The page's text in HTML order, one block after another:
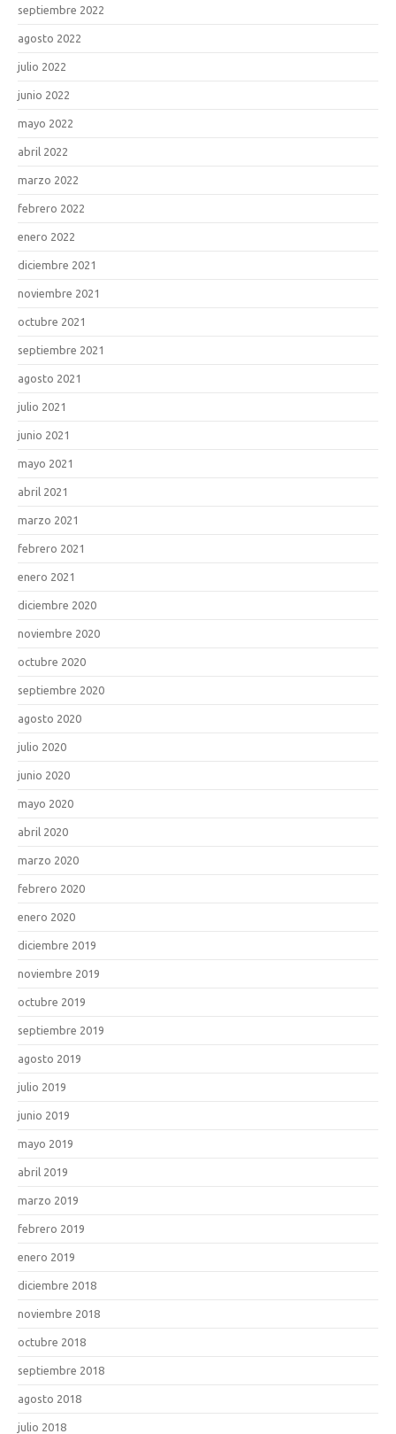
septiembre 2022
agosto 2022
julio 2022
junio 2022
mayo 2022
abril 2022
marzo 2022
febrero 2022
enero 2022
diciembre 2021
noviembre 2021
octubre 2021
septiembre 2021
agosto 2021
julio 2021
junio 2021
mayo 2021
abril 2021
marzo 2021
febrero 2021
enero 2021
diciembre 2020
noviembre 2020
octubre 2020
septiembre 2020
agosto 2020
julio 2020
junio 2020
mayo 2020
abril 2020
marzo 2020
febrero 2020
enero 2020
diciembre 2019
noviembre 2019
octubre 2019
septiembre 2019
agosto 2019
julio 2019
junio 2019
mayo 2019
abril 2019
marzo 2019
febrero 2019
enero 2019
diciembre 2018
noviembre 2018
octubre 2018
septiembre 2018
agosto 2018
julio 2018